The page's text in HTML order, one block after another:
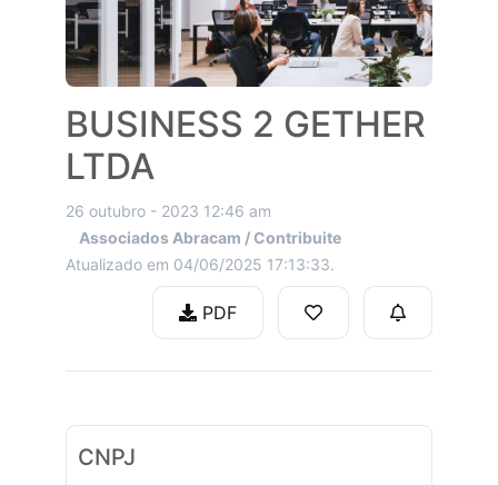
BUSINESS 2 GETHER
LTDA
26 outubro - 2023 12:46 am
Associados Abracam / Contribuite
Atualizado em 04/06/2025 17:13:33.
PDF
CNPJ